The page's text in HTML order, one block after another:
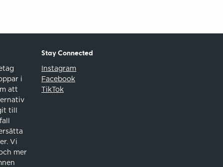
i
att
till
Vi
mer
Stay Connected
Instagram
Facebook
TikTok